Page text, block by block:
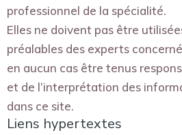
professionnel de la spécialité.
Elles ne doivent pas être
préalables des experts
en aucun cas être tenus
et de l’interprétation des
dans ce site.
Liens hypertextes